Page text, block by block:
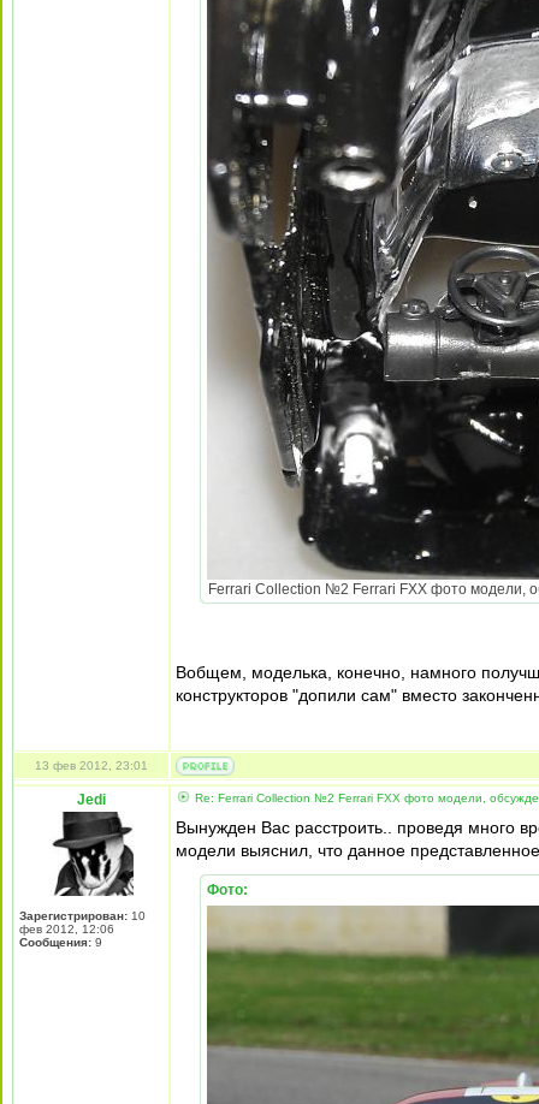
Ferrari Collection №2 Ferrari FXX фото модели,
Вобщем, моделька, конечно, намного
конструкторов "допили сам" вместо
13 фев 2012, 23:01
Jedi
Зарегистрирован: 10
фев 2012, 12:06
Сообщения: 9
Re: Ferrari Collection №2 Ferrari FXX фото модели,
Вынужден Вас расстроить.. проведя много
модели выяснил, что данное
Фото: